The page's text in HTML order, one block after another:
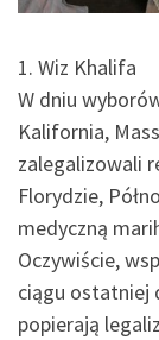
1. Wiz Khalifa
W dniu
Kalifornia,
zalegalizowali
Florydzie,
medyczną
Oczywiście,
ciągu ostatniej
popierają